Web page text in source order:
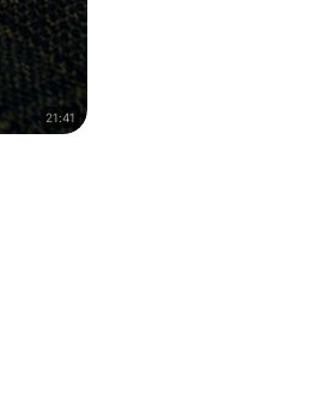
21:41